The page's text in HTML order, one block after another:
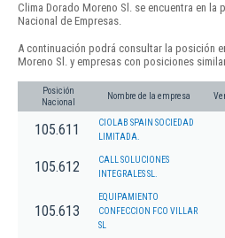
Clima Dorado Moreno Sl. se encuentra en la
Nacional de Empresas.
A continuación podrá consultar la posición
Moreno Sl. y empresas con posiciones
Posición
Nacional
Nombre de la empresa
105.611
CIOLAB SPAIN SOCIEDAD
LIMITADA.
105.612
CALL SOLUCIONES
INTEGRALES SL.
105.613
EQUIPAMIENTO
CONFECCION FCO VILLAR
SL